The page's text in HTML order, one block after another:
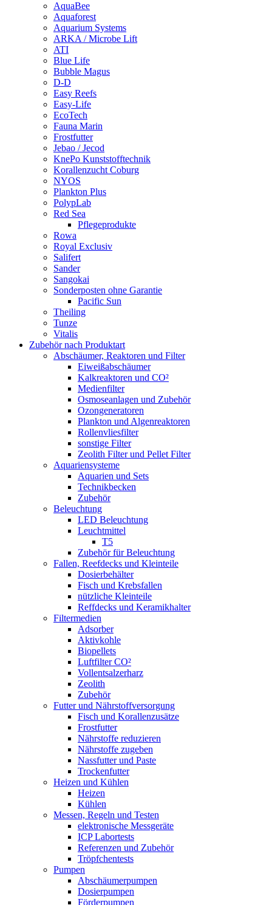
AquaBee
Aquaforest
Aquarium Systems
ARKA / Microbe Lift
ATI
Blue Life
Bubble Magus
D-D
Easy Reefs
Easy-Life
EcoTech
Fauna Marin
Frostfutter
Jebao / Jecod
KnePo Kunststofftechnik
Korallenzucht Coburg
NYOS
Plankton Plus
PolypLab
Red Sea
Pflegeprodukte
Rowa
Royal Exclusiv
Salifert
Sander
Sangokai
Sonderposten ohne Garantie
Pacific Sun
Theiling
Tunze
Vitalis
Zubehör nach Produktart
Abschäumer, Reaktoren und Filter
Eiweißabschäumer
Kalkreaktoren und CO²
Medienfilter
Osmoseanlagen und Zubehör
Ozongeneratoren
Plankton und Algenreaktoren
Rollenvliesfilter
sonstige Filter
Zeolith Filter und Pellet Filter
Aquariensysteme
Aquarien und Sets
Technikbecken
Zubehör
Beleuchtung
LED Beleuchtung
Leuchtmittel
T5
Zubehör für Beleuchtung
Fallen, Reefdecks und Kleinteile
Dosierbehälter
Fisch und Krebsfallen
nützliche Kleinteile
Reffdecks und Keramikhalter
Filtermedien
Adsorber
Aktivkohle
Biopellets
Luftfilter CO²
Vollentsalzerharz
Zeolith
Zubehör
Futter und Nährstoffversorgung
Fisch und Korallenzusätze
Frostfutter
Nährstoffe reduzieren
Nährstoffe zugeben
Nassfutter und Paste
Trockenfutter
Heizen und Kühlen
Heizen
Kühlen
Messen, Regeln und Testen
elektronische Messgeräte
ICP Labortests
Referenzen und Zubehör
Tröpfchentests
Pumpen
Abschäumerpumpen
Dosierpumpen
Förderpumpen